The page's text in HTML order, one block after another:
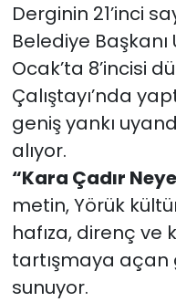
Derginin 21’inci
Belediye Başkanı
Ocak’ta 8’incisi
Çalıştayı’nda
geniş yankı
alıyor.
“Kara Çadır
metin, Yörük
hafıza, direnç ve
tartışmaya
sunuyor.